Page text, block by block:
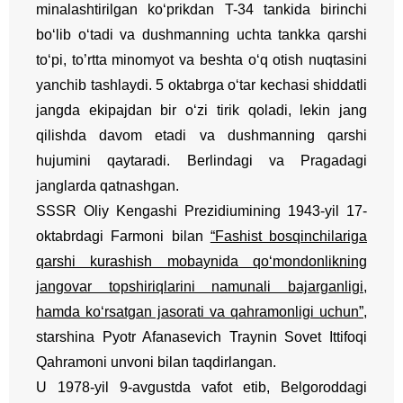
minalashtirilgan ko‘prikdan T-34 tankida birinchi
bo‘lib o‘tadi va dushmanning uchta tankka qarshi
to‘pi, to’rtta minomyot va beshta o‘q otish nuqtasini
yanchib tashlaydi. 5 oktabrga o‘tar kechasi shiddatli
jangda ekipajdan bir o‘zi tirik qoladi, lekin jang
qilishda davom etadi va dushmanning qarshi
hujumini qaytaradi. Berlindagi va Pragadagi
janglarda qatnashgan.
SSSR Oliy Kengashi Prezidiumining 1943-yil 17-
oktabrdagi Farmoni bilan “Fashist bosqinchilariga
qarshi kurashish mobaynida qo‘mondonlikning
jangovar topshiriqlarini namunali bajarganligi,
hamda ko‘rsatgan jasorati va qahramonligi uchun”,
starshina Pyotr Afanasevich Traynin Sovet Ittifoqi
Qahramoni unvoni bilan taqdirlangan.
U 1978-yil 9-avgustda vafot etib, Belgoroddagi